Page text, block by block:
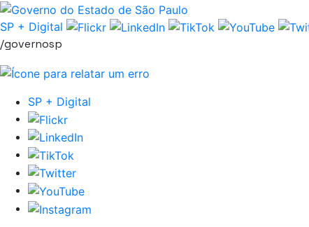
Pular navegação
SP + Digital
/governosp
SP + Digital